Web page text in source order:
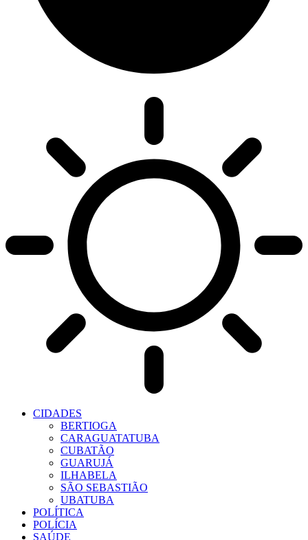
CIDADES
BERTIOGA
CARAGUATATUBA
CUBATÃO
GUARUJÁ
ILHABELA
SÃO SEBASTIÃO
UBATUBA
POLÍTICA
POLÍCIA
SAÚDE